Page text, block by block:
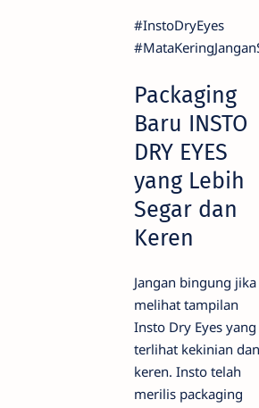
#InstoDryEyes
Packaging
Baru INSTO
DRY EYES
yang Lebih
Segar dan
Keren
Jangan bingung jika
melihat tampilan
Insto Dry Eyes yang
terlihat kekinian dan
keren. Insto telah
merilis packaging